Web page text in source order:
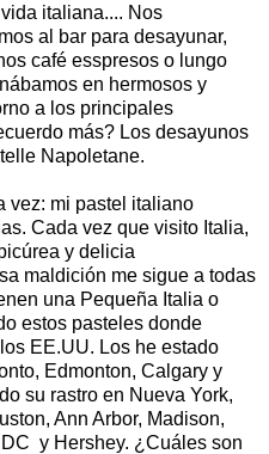
italiana.... Nos
al bar para desayunar,
café esspresos o lungo
en hermosos y
a los principales
más? Los desayunos
Napoletane.
vez: mi pastel italiano
Cada vez que visito Italia,
y delicia
maldición me sigue a todas
una Pequeña Italia o
estos pasteles donde
EE.UU. Los he estado
Edmonton, Calgary y
su rastro en Nueva York,
Ann Arbor, Madison,
y Hershey. ¿Cuáles son